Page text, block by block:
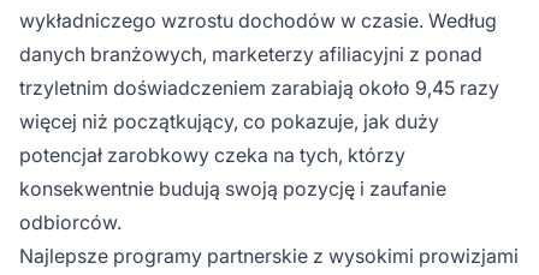
wykładniczego wzrostu dochodów w czasie. Według
danych branżowych, marketerzy afiliacyjni z ponad
trzyletnim doświadczeniem zarabiają około 9,45 razy
więcej niż początkujący, co pokazuje, jak duży
potencjał zarobkowy czeka na tych, którzy
konsekwentnie budują swoją pozycję i zaufanie
odbiorców.
Najlepsze programy partnerskie z wysokimi prowizjami